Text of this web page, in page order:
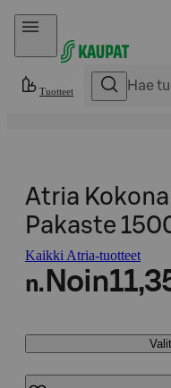
Hyppää sisältöön
Tuotteet
Atria
Pakaste
Kaikki Atria-tuotteet
n. Noin